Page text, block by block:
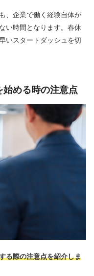
、企業で働く経験自体が
い時間となります。春休
いスタートダッシュを切
める時の注意点
る際の注意点を紹介しま